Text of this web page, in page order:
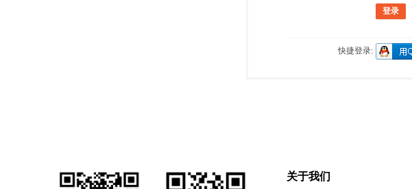
登录
快捷登录:
关于我们